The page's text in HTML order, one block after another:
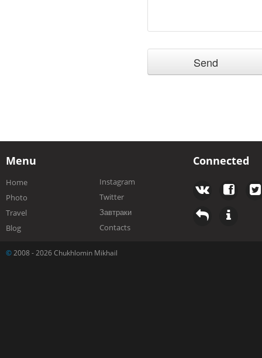
Menu
Home
Photo
Travel
Blog
Instagram
Twitter
Завтраки
Contacts
Connected
© 2008 - 2026 Chukhlomin Mikhail